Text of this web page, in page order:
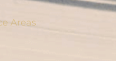
Areas